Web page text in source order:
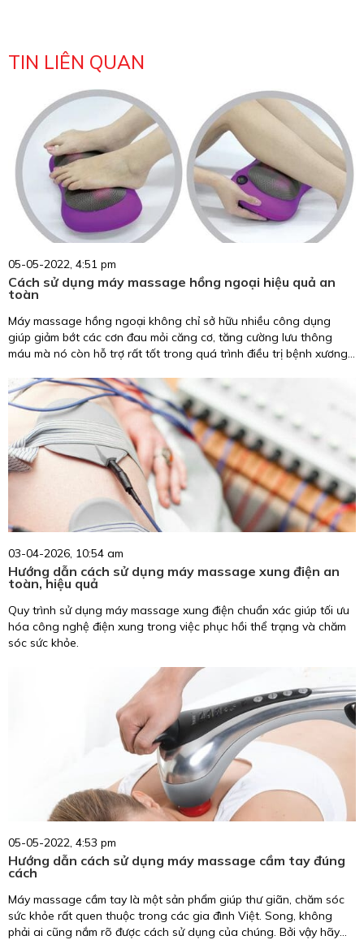
TIN LIÊN QUAN
05-05-2022, 4:51 pm
Cách sử dụng máy massage hồng ngoại hiệu quả an
toàn
Máy massage hồng ngoại không chỉ sở hữu nhiều công dụng
giúp giảm bớt các cơn đau mỏi căng cơ, tăng cường lưu thông
máu mà nó còn hỗ trợ rất tốt trong quá trình điều trị bệnh xương
hồng ngoại như thế nào để đạt hiệu quả chưa? Hãy khám phá
máy massage hồng ngoại ở ngay bai viết dước đâu.
03-04-2026, 10:54 am
Hướng dẫn cách sử dụng máy massage xung điện an
toàn, hiệu quả
Quy trình sử dụng máy massage xung điện chuẩn xác giúp tối ưu
hóa công nghệ điện xung trong việc phục hồi thể trạng và chăm
sóc sức khỏe.
05-05-2022, 4:53 pm
Hướng dẫn cách sử dụng máy massage cầm tay đúng
cách
Máy massage cầm tay là một sản phẩm giúp thư giãn, chăm sóc
sức khỏe rất quen thuộc trong các gia đình Việt. Song, không
phải ai cũng nắm rõ được cách sử dụng của chúng. Bởi vậy hãy